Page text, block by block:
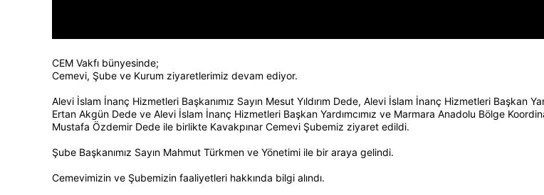
CEM Vakfı bünyesinde;
Cemevi, Şube ve Kurum ziyaretlerimiz devam ediyor.
Alevi İslam İnanç Hizmetleri Başkanımız Sayın Mesut Yıldırım Dede, Alevi İslam İnanç Hizmetleri Başkan
Ertan Akgün Dede ve Alevi İslam İnanç Hizmetleri Başkan Yardımcımız ve Marmara Anadolu Bölge
Mustafa Özdemir Dede ile birlikte Kavakpınar Cemevi Şubemiz ziyaret edildi.
Şube Başkanımız Sayın Mahmut Türkmen ve Yönetimi ile bir araya gelindi.
Cemevimizin ve Şubemizin faaliyetleri hakkında bilgi alındı.